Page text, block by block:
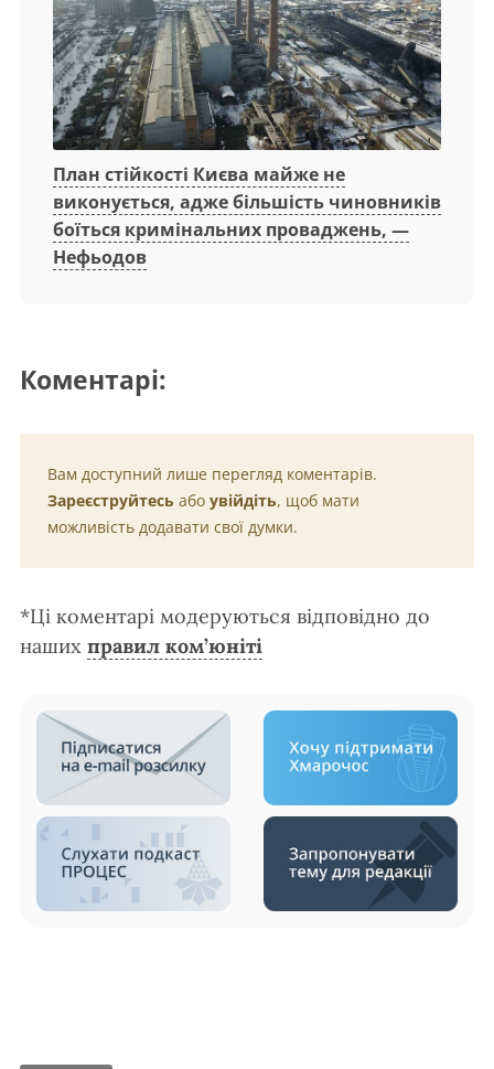
План стійкості Києва майже не
виконується, адже більшість чиновників
боїться кримінальних проваджень, —
Нефьодов
Коментарі:
Вам доступний лише перегляд коментарів.
Зареєструйтесь або увійдіть, щоб мати
можливість додавати свої думки.
*Ці коментарі модеруються відповідно до
наших правил ком’юніті